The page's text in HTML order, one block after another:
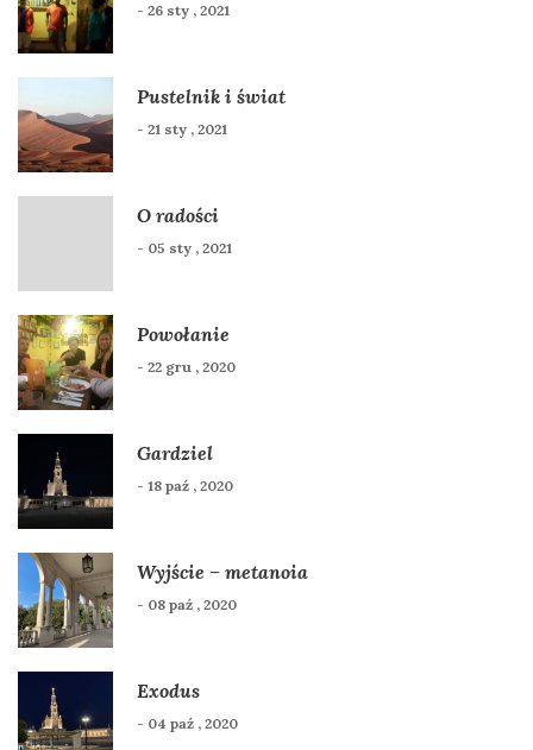
- 26 sty , 2021
Pustelnik i świat
- 21 sty , 2021
O radości
- 05 sty , 2021
Powołanie
- 22 gru , 2020
Gardziel
- 18 paź , 2020
Wyjście – metanoia
- 08 paź , 2020
Exodus
- 04 paź , 2020